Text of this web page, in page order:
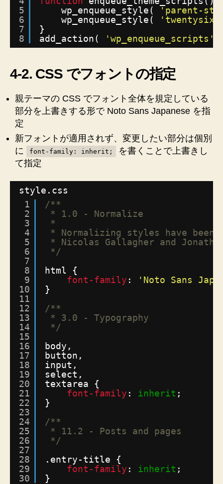
5
6
7
8
wp_enqueue_style(
'parent-
wp_enqueue_style(
}
add_action(
'wp_enqueue_scripts'
4-2. CSS でフォントの指定
親テーマの CSS でフォント全体を規定している
部分を上書きする形で Noto Sans Japanese を指
定
新フォントが適用されず、変更したい部分は個別
に
font-family: inherit;
を書くことで上書きし
て指定
style.css
1
2
3
4
5
6
7
8
9
10
11
12
13
14
15
16
17
18
19
20
21
22
23
24
25
26
27
28
29
30
/**
* 1.0 - Normalize
*
* Normalizing styles have
* Nicolas Gallagher and
*/
html {
font-family :
'Noto Sans
}
/**
* 3.0 - Typography
*/
body,
button,
input,
select,
textarea {
font-family : inherit ;
}
/**
* 11.2 - Posts and pages
*/
.entry-title {
font-family : inherit ;
}